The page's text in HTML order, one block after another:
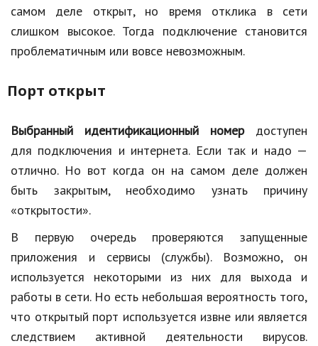
самом деле открыт, но время отклика в сети
слишком высокое. Тогда подключение становится
проблематичным или вовсе невозможным.
Порт открыт
Выбранный идентификационный номердоступен
для подключения и интернета. Если так и надо —
отлично. Но вот когда он на самом деле должен
быть закрытым, необходимо узнать причину
«открытости».
В первую очередь проверяются запущенные
приложения и сервисы (службы). Возможно, он
используется некоторыми из них для выхода и
работы в сети. Но есть небольшая вероятность того,
что открытый порт используется извне или является
следствием активной деятельности вирусов.